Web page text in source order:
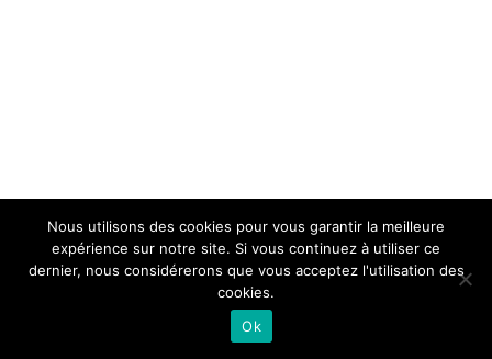
Nous utilisons des cookies pour vous garantir la meilleure
expérience sur notre site. Si vous continuez à utiliser ce
dernier, nous considérerons que vous acceptez l'utilisation des
cookies.
Ok